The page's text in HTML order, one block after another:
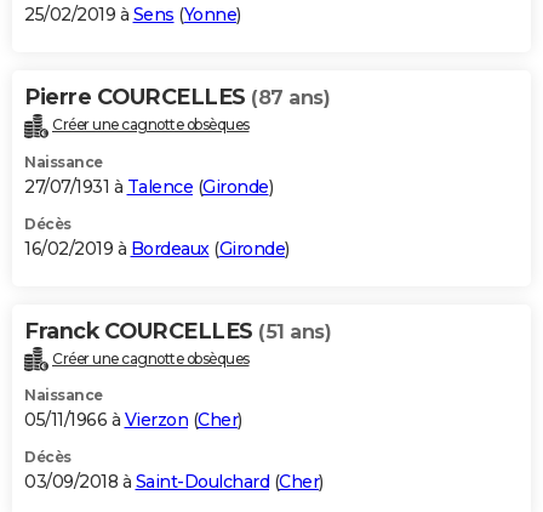
25/02/2019 à Sens (Yonne)
Pierre COURCELLES (87 ans)
Créer une cagnotte obsèques
Naissance
27/07/1931 à Talence (Gironde)
Décès
16/02/2019 à Bordeaux (Gironde)
Franck COURCELLES (51 ans)
Créer une cagnotte obsèques
Naissance
05/11/1966 à Vierzon (Cher)
Décès
03/09/2018 à Saint-Doulchard (Cher)